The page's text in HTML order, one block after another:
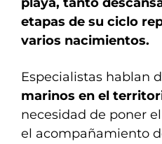
etapas de su ciclo
varios nacimientos.
Especialistas hablan
marinos en el
necesidad de poner
el acompañamiento